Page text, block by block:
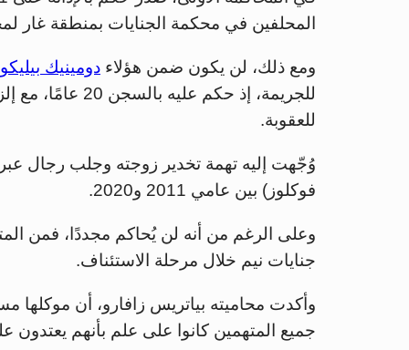
المحلفين في محكمة الجنايات بمنطقة غار
ومع ذلك، لن يكون ضمن هؤلاء دومينيك بيليكو
للعقوبة.
وُجّهت إليه تهمة تخدير زوجته وجلب رجال عبر
فوكلوز) بين عامي 2011 و2020.
وعلى الرغم من أنه لن يُحاكم مجددًا، فمن
جنايات نيم خلال مرحلة الاستئناف.
وأكدت محاميته بياتريس زافارو، أن موكلها
جميع المتهمين كانوا على علم بأنهم